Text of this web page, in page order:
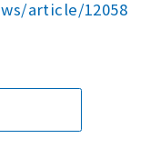
article/12058